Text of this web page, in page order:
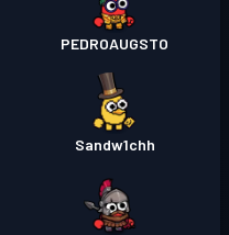
PEDROAUGSTO
Sandw1chh